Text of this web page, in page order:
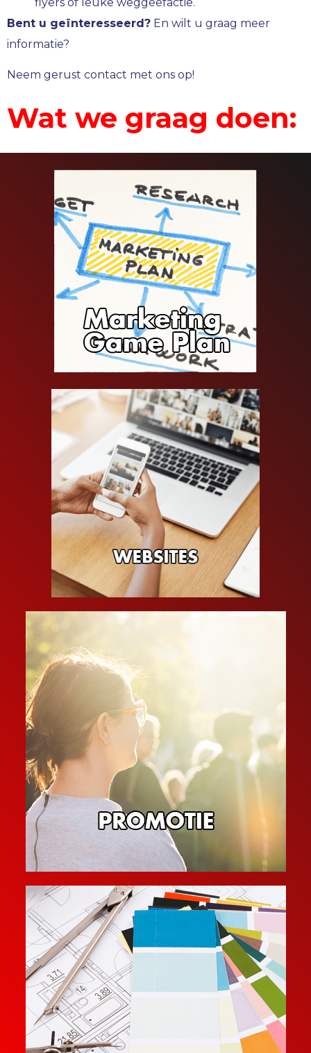
Bent u geïnteresseerd? En wilt u graag meer
informatie?
Neem gerust contact met ons op!
Wat we graag doen: